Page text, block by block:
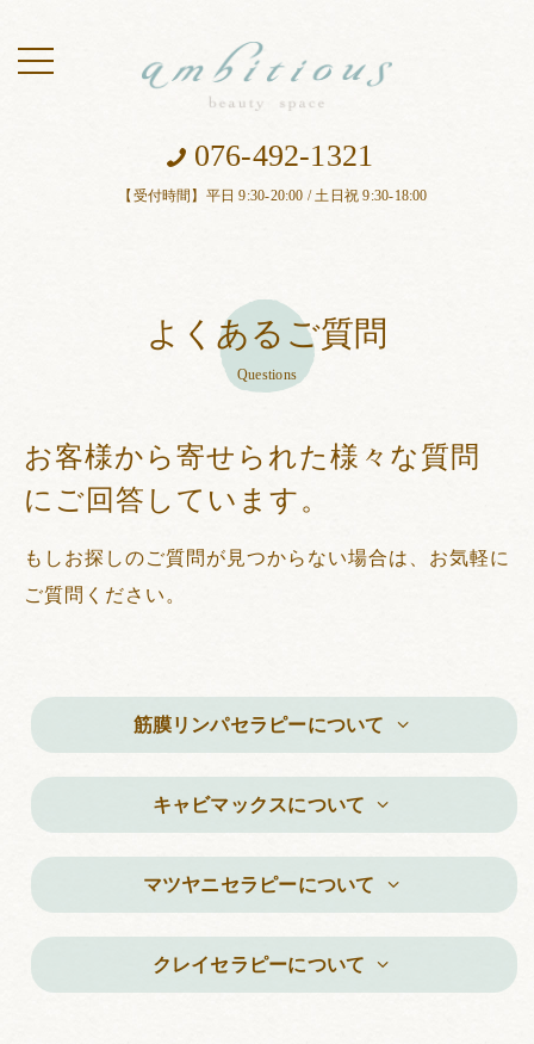
076-492-1321
【受付時間】平日 9:30-20:00 / 土日祝 9:30-18:00
toggle
navigation
よくあるご質問
Questions
お客様から寄せられた様々な質問
にご回答しています。
もしお探しのご質問が見つからない場合は、お気軽に
ご質問ください。
筋膜リンパセラピーについて
キャビマックスについて
マツヤニセラピーについて
クレイセラピーについて